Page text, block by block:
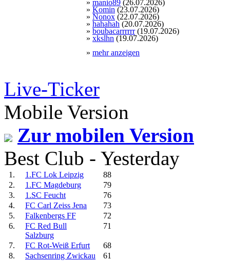
» manio89 (26.07.2026)
» Komin (23.07.2026)
» Nonox (22.07.2026)
» hahahah (20.07.2026)
» boubacarrrrrr(19.07.2026)
» xkslhn (19.07.2026)
» mehr anzeigen
Live-Ticker
Mobile Version
Zur mobilen Version
Best Club - Yesterday
1. 1.FC Lok Leipzig
88
2.
1.FC Magdeburg
79
3.
1.SC Feucht
76
4.
FC Carl Zeiss Jena
73
5.
Falkenbergs FF
72
6.
FC Red Bull
Salzburg
71
7. FC Rot-Weiß Erfurt
68
8.
Sachsenring Zwickau
61